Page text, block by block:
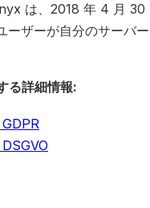
は、2018 年 4 月
ーザーが自分のサーバ
る詳細情報: